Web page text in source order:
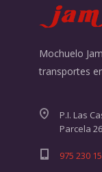
Mochuelo
transportes
P.I. Las
Parcela
975 230